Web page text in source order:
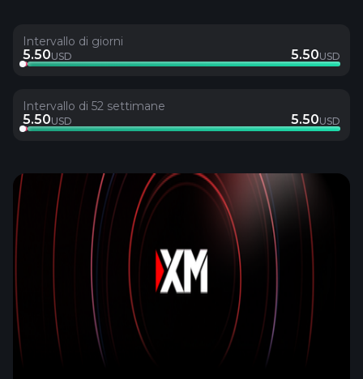
Intervallo di giorni
5.50USD 5.50USD
Intervallo di 52 settimane
5.50USD 5.50USD